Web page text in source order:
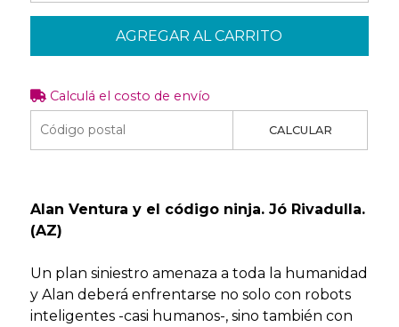
AGREGAR AL CARRITO
Calculá el costo de envío
CALCULAR
Alan Ventura y el código ninja. Jó Rivadulla.
(AZ)
Un plan siniestro amenaza a toda la humanidad
y Alan deberá enfrentarse no solo con robots
inteligentes -casi humanos-, sino también con